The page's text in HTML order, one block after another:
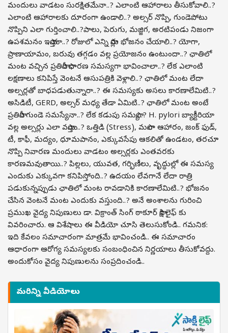
మందులు వాడటం సురక్షితమేనా..? ఎలాంటి ఆహారాలు తీసుకోవాలి..?
ఎలాంటి ఆహారాలకు దూరంగా ఉండాలి..? అల్సర్ నొప్పి, గుండెపోటు
నొప్పిని ఎలా గుర్తించాలి..?పాలు, పెరుగు, మజ్జిగ, అరటిపండు నిజంగా
ఉపశమనం ఇస్తాయా..? రోజులో ఎన్ని సార్లు భోజనం చేయాలి..? యోగా,
ప్రాణాయామం, బరువు తగ్గడం వల్ల ప్రయోజనం ఉంటుందా..? ఛాతిలో
మంట వచ్చిన ప్రతిసారీ సాధారణ సమస్యగా భావించాలా..? లేక ఎలాంటి
లక్షణాలు కనిపిస్తే వెంటనే ఆసుపత్రికి వెళ్లాలి..? ఛాతిలో మంట లేదా
అల్సర్లతో బాధపడుతున్నారా..? ఈ సమస్యకు అసలు కారణాలేమిటి..?
అసిడిటీ, GERD, అల్సర్ మధ్య తేడా ఏమిటి..? ఛాతిలో మంట అంటే
ప్రతిసారీ గుండె సమస్యేనా..? లేక కడుపు సమస్యా..? H. pylori బ్యాక్టీరియా
వల్ల అల్సర్లు ఎలా వస్తాయి..? ఒత్తిడి (Stress), మసాలా ఆహారం, జంక్ ఫుడ్,
టీ, కాఫీ, మద్యం, ధూమపానం, ఎక్కువసేపు ఆకలితో ఉండటం, తరచూ
నొప్పి నివారణ మందులు వాడటం అల్సర్లకు ఎంతవరకు
కారణమవుతాయి..? పిల్లలు, యువత, గర్భిణీలు, వృద్ధుల్లో ఈ సమస్య
ఎందుకు ఎక్కువగా కనిపిస్తోంది..? ఉదయం లేవగానే లేదా రాత్రి
పడుకున్నప్పుడు ఛాతిలో మంట రావడానికి కారణాలేమిటి..? భోజనం
చేసిన వెంటనే మంట ఎందుకు వస్తుంది..? అనే అంశాలను గురించి
ప్రముఖ వైద్య నిపుణులు డా. విక్రాంత్ సింగ్ ఠాకూర్ సాక్షి లైఫ్ కు
వివరించారు. ఆ విశేషాలు ఈ వీడియో చూసి తెలుసుకోండి.. గమనిక:
ఇది కేవలం సమాచారంగా మాత్రమే భావించండి.. ఈ సమాచారం
ఆధారంగా ఆరోగ్య సమస్యలకు సంబంధించిన నిర్ణయాలు తీసుకోవద్దు.
అందుకోసం వైద్య నిపుణులను సంప్రదించండి..
మరిన్ని వీడియోలు